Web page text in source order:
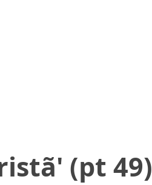
(pt 49)